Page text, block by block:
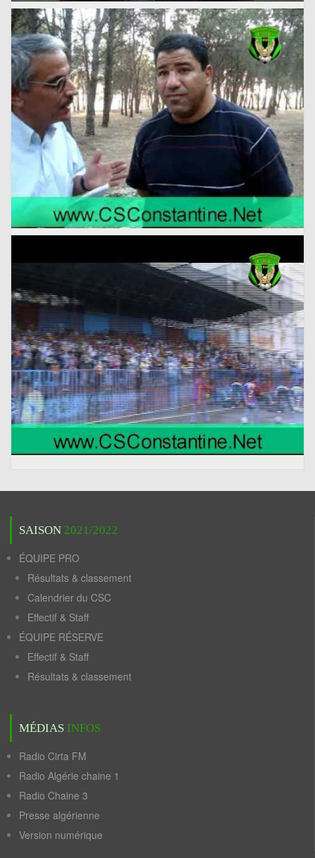
SAISON 2021/2022
ÉQUIPE PRO
Résultats & classement
Calendrier du CSC
Effectif & Staff
ÉQUIPE RÉSERVE
Effectif & Staff
Résultats & classement
MÉDIAS INFOS
Radio Cirta FM
Radio Algérie chaine 1
Radio Chaine 3
Presse algérienne
Version numérique